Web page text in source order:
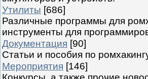
Утилиты [686]
Различные программы для
инструменты для
Документация [90]
Статьи и пособия по
Мероприятия [146]